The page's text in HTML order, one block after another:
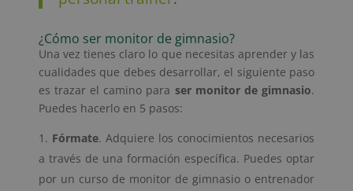
¿Cómo ser monitor de gimnasio?
Una vez tienes claro lo que necesitas aprender y las
cualidades que debes desarrollar, el siguiente paso
es trazar el camino para ser monitor de gimnasio.
Puedes hacerlo en 5 pasos:
Fórmate. Adquiere los conocimientos necesarios
a través de una formación específica. Puedes optar
por un curso de monitor de gimnasio o entrenador